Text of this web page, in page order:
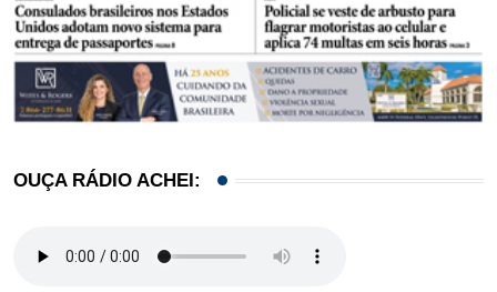
OUÇA RÁDIO ACHEI: